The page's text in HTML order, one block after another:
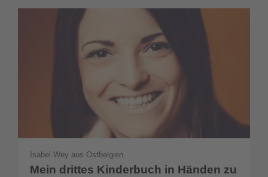
Isabel Wey aus Ostbelgien
Mein drittes Kinderbuch in Händen zu